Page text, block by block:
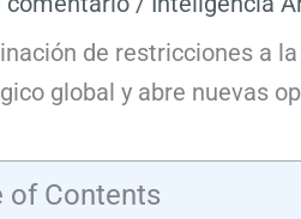
de restricciones a
global y abre nuevas
of Contents